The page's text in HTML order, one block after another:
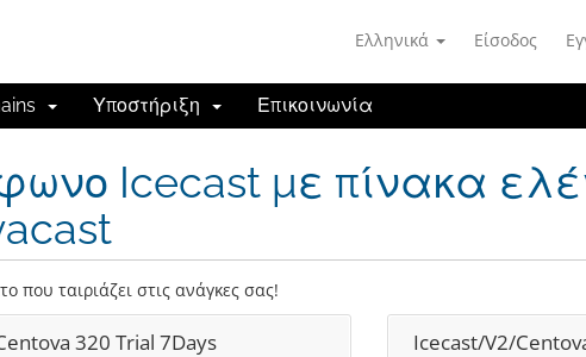
Ελληνικά Είσοδος
Υποστήριξη Επικοινωνία
Icecast με πίνακα
που ταιριάζει στις ανάγκες σας!
320 Trial 7Days Icecast/V2/